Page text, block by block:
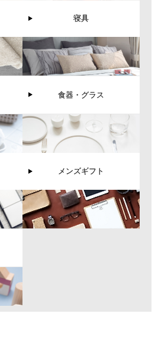
寝具
食器・グラス
メンズギフト